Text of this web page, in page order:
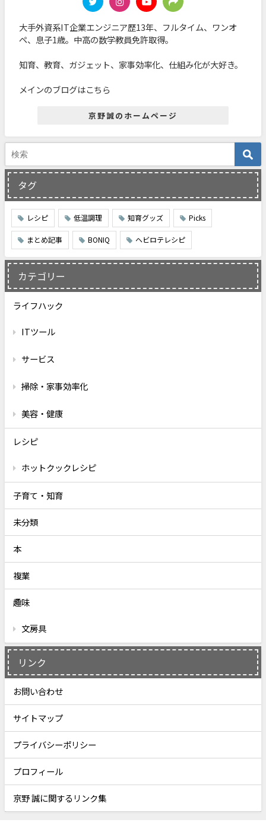
大手外資系IT企業エンジニア歴13年、フルタイム、ワンオ
ペ、息子1歳。中高の数学教員免許取得。
知育、教育、ガジェット、家事効率化、仕組み化が大好き。
メインのブログはこちら
京野誠のホームページ
タグ
レシピ 低温調理 知育グッズ Picks
まとめ記事 BONIQ ヘビロテレシピ
カテゴリー
ライフハック
ITツール
サービス
掃除・家事効率化
美容・健康
レシピ
ホットクックレシピ
子育て・知育
未分類
本
複業
趣味
文房具
リンク
お問い合わせ
サイトマップ
プライバシーポリシー
プロフィール
京野 誠に関するリンク集